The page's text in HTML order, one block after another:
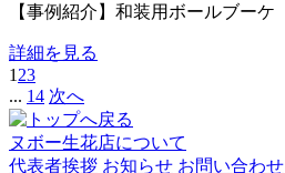
【事例紹介】和装用ボールブーケ
詳細を見る
1 23
... 14 次へ
ヌボー生花店について
代表者挨拶 お知らせ お問い合わせ